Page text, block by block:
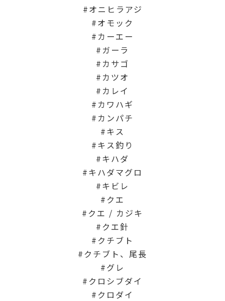
オニヒラアジ
オモック
カーエー
ガーラ
カサゴ
カツオ
カレイ
カワハギ
カンパチ
キス
キス釣り
キハダ
キハダマグロ
キビレ
クエ
クエ / カジキ
クエ針
クチブト
クチブト、尾長
グレ
クロシブダイ
クロダイ